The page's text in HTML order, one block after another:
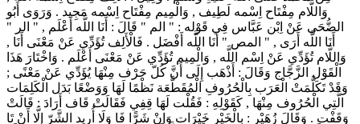
وَاللَّام مِفْتَاح اِسْمه لَطِيف , وَالْمِيم مِفْتَاح اِسْمه مَجِيد . وَرَوَى أَبُو
الضُّحَى عَنْ اِبْن عَبَّاس فِي قَوْله : " الم " قَالَ : أَنَا اللَّه أَعْلَم , " الر "
أَنَا اللَّه أَرَى , " المص " أَنَا اللَّه أَفْضَل . فَالْأَلِف تُؤَدِّي عَنْ مَعْنَى أَنَا ,
وَاللَّام تُؤَدِّي عَنْ اِسْم اللَّه , وَالْمِيم تُؤَدِّي عَنْ مَعْنَى أَعْلَم . وَاخْتَارَ هَذَا
الْقَوْل الزَّجَّاج وَقَالَ : أَذْهَب إِلَى أَنَّ كُلّ حَرْف مِنْهَا يُؤَدِّي عَنْ مَعْنًى ;
وَقَدْ تَكَلَّمَتْ الْعَرَب بِالْحُرُوفِ الْمُقَطَّعَة نَظْمًا لَهَا وَوَضْعًا بَدَل الْكَلِمَات
الَّتِي الْحُرُوف مِنْهَا , كَقَوْلِهِ : فَقُلْت لَهَا قِفِي فَقَالَتْ قَاف أَرَادَ : قَالَتْ
وَقَفْت . وَقَالَ زُهَيْر : بِالْخَيْرِ خَيْرَات وَإِنْ شَرًّا فَا وَلَا أُرِيد الشَّرّ إِلَّا أَنْ تَا